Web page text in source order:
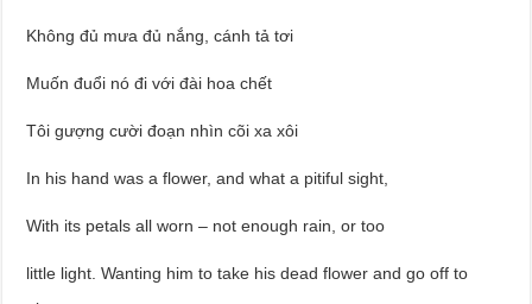
Không đủ mưa đủ nắng, cánh tả tơi
Muốn đuổi nó đi với đài hoa chết
Tôi gượng cười đoạn nhìn cõi xa xôi
In his hand was a flower, and what a pitiful sight,
With its petals all worn – not enough rain, or too
little light. Wanting him to take his dead flower and go off to